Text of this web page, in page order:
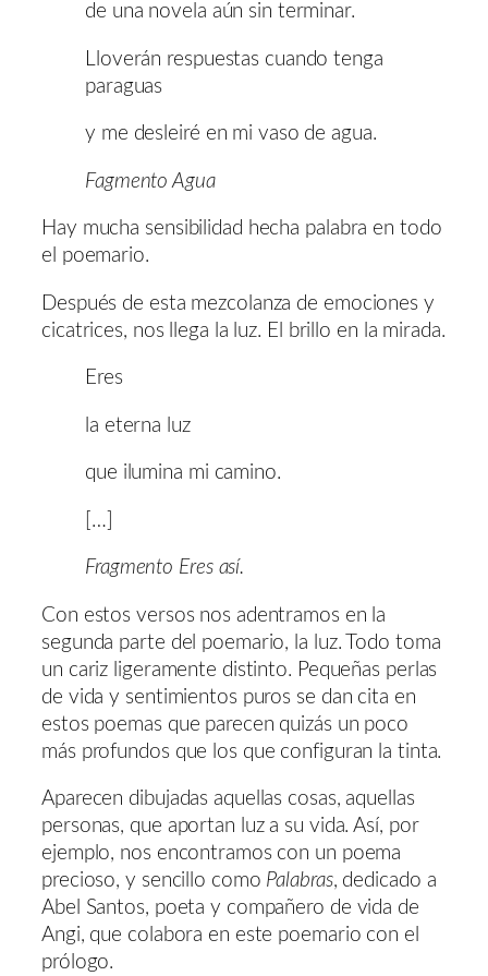
de una novela aún sin terminar.
Lloverán respuestas cuando tenga
paraguas
y me desleiré en mi vaso de agua.
Fagmento Agua
Hay mucha sensibilidad hecha palabra en todo
el poemario.
Después de esta mezcolanza de emociones y
cicatrices, nos llega la luz. El brillo en la mirada.
Eres
la eterna luz
que ilumina mi camino.
[…]
Fragmento Eres así.
Con estos versos nos adentramos en la
segunda parte del poemario, la luz. Todo toma
un cariz ligeramente distinto. Pequeñas perlas
de vida y sentimientos puros se dan cita en
estos poemas que parecen quizás un poco
más profundos que los que configuran la tinta.
Aparecen dibujadas aquellas cosas, aquellas
personas, que aportan luz a su vida. Así, por
ejemplo, nos encontramos con un poema
precioso, y sencillo como Palabras, dedicado a
Abel Santos, poeta y compañero de vida de
Angi, que colabora en este poemario con el
prólogo.